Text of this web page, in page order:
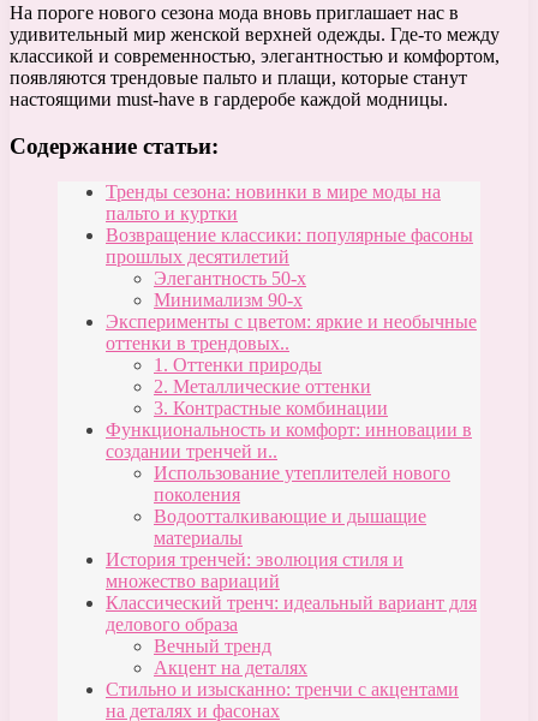
На пороге нового сезона мода вновь приглашает нас в
удивительный мир женской верхней одежды. Где-то между
классикой и современностью, элегантностью и комфортом,
появляются трендовые пальто и плащи, которые станут
настоящими must-have в гардеробе каждой модницы.
Содержание статьи:
Тренды сезона: новинки в мире моды на
пальто и куртки
Возвращение классики: популярные фасоны
прошлых десятилетий
Элегантность 50-х
Минимализм 90-х
Эксперименты с цветом: яркие и необычные
оттенки в трендовых..
1. Оттенки природы
2. Металлические оттенки
3. Контрастные комбинации
Функциональность и комфорт: инновации в
создании тренчей и..
Использование утеплителей нового
поколения
Водоотталкивающие и дышащие
материалы
История тренчей: эволюция стиля и
множество вариаций
Классический тренч: идеальный вариант для
делового образа
Вечный тренд
Акцент на деталях
Стильно и изысканно: тренчи с акцентами
на деталях и фасонах